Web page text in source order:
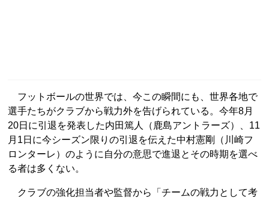
フットボールの世界では、今この瞬間にも、世界各地で
選手たちがクラブから戦力外を告げられている。今年8月
20日に引退を発表した内田篤人（鹿島アントラーズ）、11
月1日に今シーズン限りの引退を伝えた中村憲剛（川崎フ
ロンターレ）のように自分の意思で進退とその時期を選べ
る者は多くない。
クラブの強化担当者や監督から「チームの戦力として考